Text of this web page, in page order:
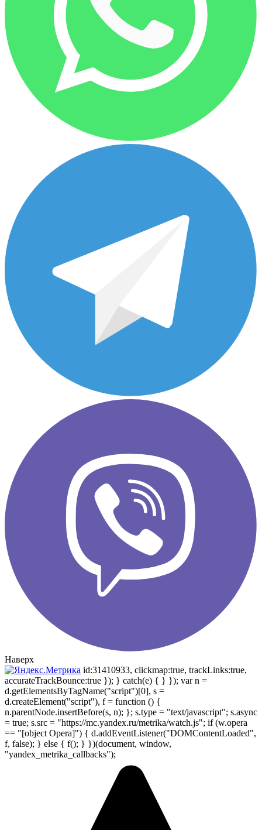
Наверх
id:31410933, clickmap:true, trackLinks:true,
accurateTrackBounce:true }); } catch(e) { } }); var n =
d.getElementsByTagName("script")[0], s =
d.createElement("script"), f = function () {
n.parentNode.insertBefore(s, n); }; s.type = "text/javascript"; s.async
= true; s.src = "https://mc.yandex.ru/metrika/watch.js"; if (w.opera
== "[object Opera]") { d.addEventListener("DOMContentLoaded",
f, false); } else { f(); } })(document, window,
"yandex_metrika_callbacks");